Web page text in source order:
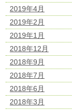
2019年4月
2019年2月
2019年1月
2018年12月
2018年9月
2018年7月
2018年6月
2018年3月